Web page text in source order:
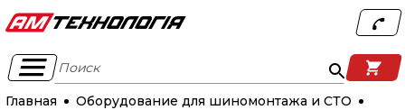
Поиск
Главная
Оборудование для шиномонтажа и СТО